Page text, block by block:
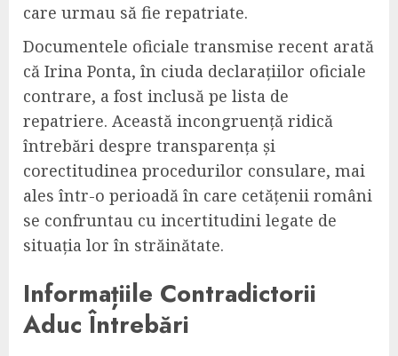
care urmau să fie repatriate.
Documentele oficiale transmise recent arată
că Irina Ponta, în ciuda declarațiilor oficiale
contrare, a fost inclusă pe lista de
repatriere. Această incongruență ridică
întrebări despre transparența și
corectitudinea procedurilor consulare, mai
ales într-o perioadă în care cetățenii români
se confruntau cu incertitudini legate de
situația lor în străinătate.
Informațiile Contradictorii
Aduc Întrebări